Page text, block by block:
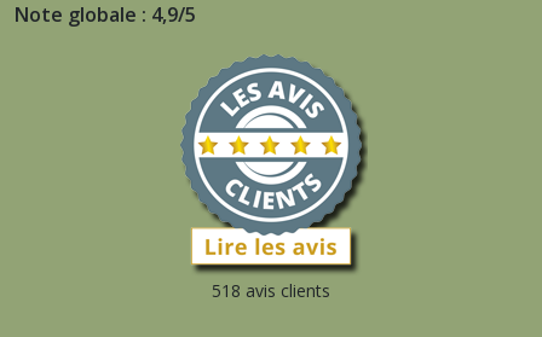
Note globale : 4,9/5
518 avis clients